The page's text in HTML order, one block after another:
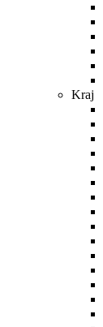
Kraj